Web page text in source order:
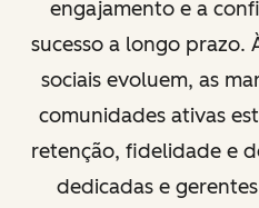
engajamento e a
sucesso a longo prazo.
sociais evoluem, as
comunidades ativas
retenção, fidelidade e
dedicadas e